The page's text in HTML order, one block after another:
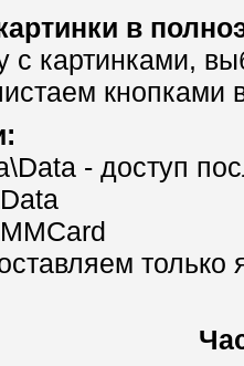
в
с картинками,
кнопками
- доступ
только